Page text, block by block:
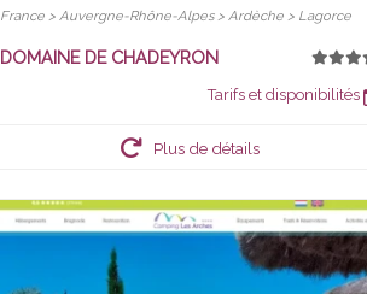
France > Auvergne-Rhône-Alpes > Ardèche > Lagorce
DOMAINE DE CHADEYRON
Tarifs et disponibilités
Plus de détails